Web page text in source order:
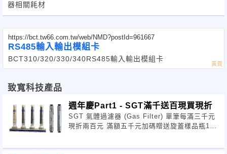
器相關耗材
https://bct.tw66.com.tw/web/NMD?postId=961667
RS485輸入輸出模組卡
BCT310/320/330/340 RS485輸入輸出模組卡
致寬科技產品
週年慶Part1 - SGT滿千送百現買現折
SGT 氣體過濾器 (Gas Filter) 單筆每滿三千元
現折兩百元 滿額五千元加碼贈送旋蓋樣品瓶1組